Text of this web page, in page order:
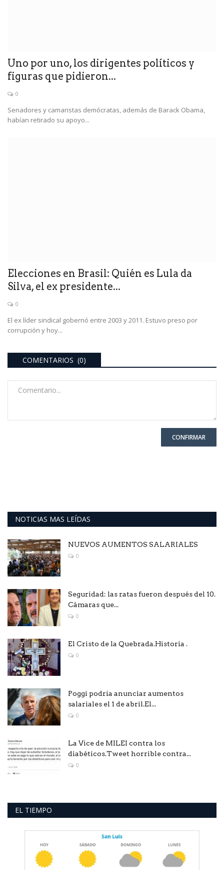
Uno por uno, los dirigentes políticos y
figuras que pidieron...
0
Senadores y camaristas demócratas, además de Barack Obama,
habían retirado su apoyo...
Elecciones en Brasil: Quién es Lula da
Silva, el ex presidente...
0
El ex líder sindical gobernó entre 2003 y 2011. Estuvo preso por
corrupción y hoy...
COMENTARIOS (0)
CONFIRMAR
NOTICIAS MAS LEÍDAS
NUEVOS AUMENTOS SALARIALES
0
Seguridad: las ratas fueron después del 10.
Cámaras que...
0
El Cristo de la Quebrada.Historia .
0
Poggi podría anunciar aumentos
salariales el 1 de abril.El...
0
La Vice de MILEI contra los
diabéticos.Tweet horrible contra...
0
EL TIEMPO